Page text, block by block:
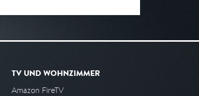
TV UND WOHNZIMMER
Amazon FireTV